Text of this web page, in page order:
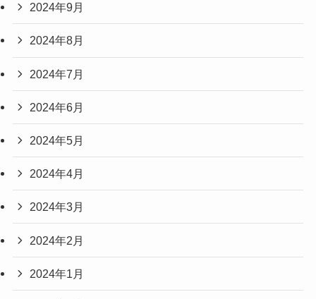
2024年9月
2024年8月
2024年7月
2024年6月
2024年5月
2024年4月
2024年3月
2024年2月
2024年1月